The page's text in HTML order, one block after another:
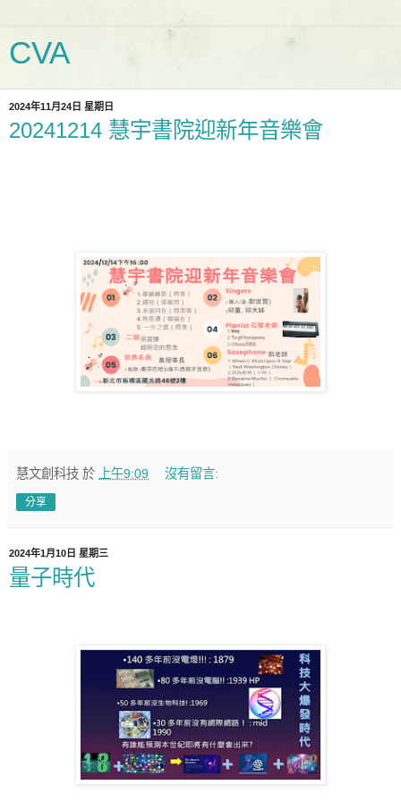
CVA
2024年11月24日 星期日
20241214 慧宇書院迎新年音樂會
慧文創科技 於 上午9:09 沒有留言:
分享
2024年1月10日 星期三
量子時代